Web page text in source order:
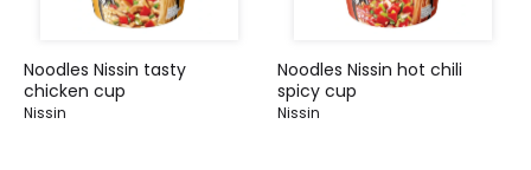
Noodles Nissin tasty
chicken cup
Nissin
Noodles Nissin hot chili
spicy cup
Nissin